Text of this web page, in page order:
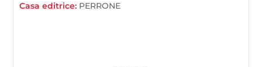
Casa editrice: PERRONE